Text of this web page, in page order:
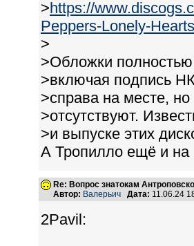
>https://
Peppers-Lonely-
>
>Обложки
>включая подпись
>справа на месте,
>отсутствуют.
>и выпуске этих
А Тропилло ещё и на
Re: Вопрос знатокам
Автор: Валерьич Дата: 11.06.24
2Pavil: